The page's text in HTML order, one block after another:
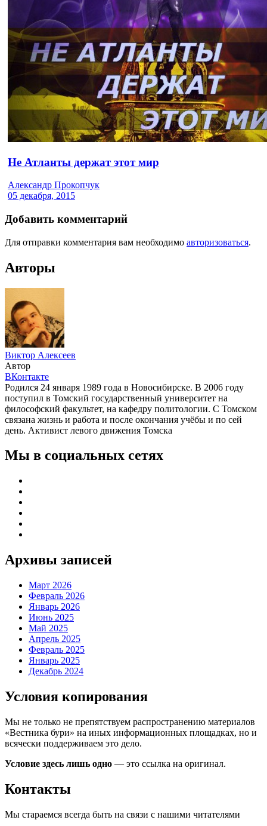
Не Атланты держат этот мир
Александр Прокопчук
05 декабря, 2015
Добавить комментарий
Для отправки комментария вам необходимо авторизоваться.
Авторы
Виктор Алексеев
Автор
ВКонтакте
Родился 24 января 1989 года в Новосибирске. В 2006 году
поступил в Томский государственный университет на
философский факультет, на кафедру политологии. С Томском
связана жизнь и работа и после окончания учёбы и по сей
день. Активист левого движения Томска
Мы в социальных сетях
Архивы записей
Март 2026
Февраль 2026
Январь 2026
Июнь 2025
Май 2025
Апрель 2025
Февраль 2025
Январь 2025
Декабрь 2024
Условия копирования
Мы не только не препятствуем распространению материалов
«Вестника бури» на иных информационных площадках, но и
всячески поддерживаем это дело.
Условие здесь лишь одно — это ссылка на оригинал.
Контакты
Мы стараемся всегда быть на связи с нашими читателями